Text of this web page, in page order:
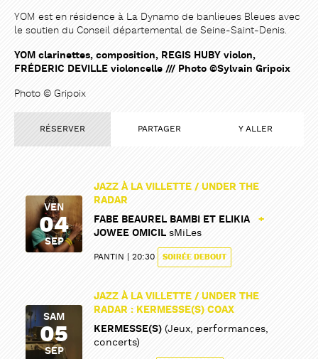
YOM est en résidence à La Dynamo de banlieues Bleues avec
le soutien du Conseil départemental de Seine-Saint-Denis.
YOM clarinettes, composition, REGIS HUBY violon,
FRÉDERIC DEVILLE violoncelle /// Photo ©Sylvain Gripoix
Photo © Gripoix
RÉSERVER PARTAGER Y ALLER
VEN
04
SEP
JAZZ À LA VILLETTE / UNDER THE
RADAR
FABE BEAUREL BAMBI ET ELIKIA
+
JOWEE OMICIL sMiLes
PANTIN 20:30 SOIRÉE DEBOUT
SAM
05
SEP
JAZZ À LA VILLETTE / UNDER THE
RADAR : KERMESSE(S) COAX
KERMESSE(S) (Jeux, performances,
concerts)